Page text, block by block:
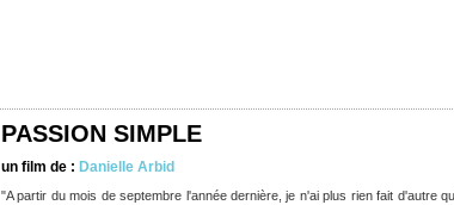
PASSION SIMPLE
un film de : Danielle Arbid
"A partir du mois de septembre l'année dernière, je n'ai plus rien fait d'autre